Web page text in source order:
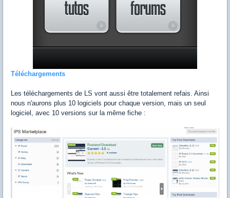
Téléchargements
Les téléchargements de LS vont aussi être totalement refais. Ainsi
nous n'aurons plus 10 logiciels pour chaque version, mais un seul
logiciel, avec 10 versions sur la même fiche :